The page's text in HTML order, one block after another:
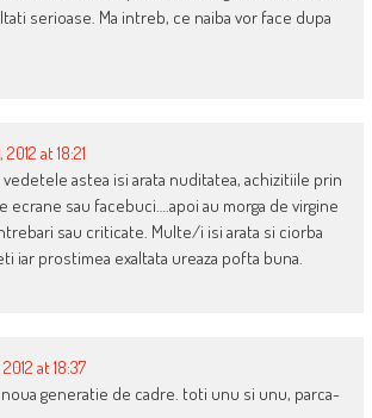
serioase. Ma intreb, ce naiba vor face dupa
at 18:21
vedetele astea isi arata nuditatea, achizitiile prin
ecrane sau facebuci….apoi au morga de virgine
sau criticate. Multe/i isi arata si ciorba
iar prostimea exaltata ureaza pofta buna.
at 18:37
generatie de cadre. toti unu si unu, parca-